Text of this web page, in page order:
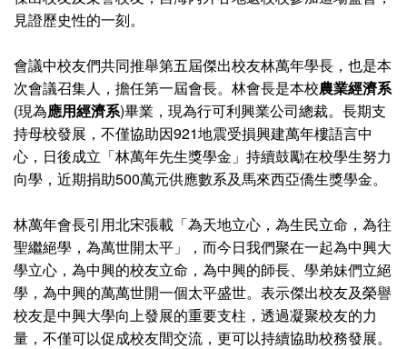
見證歷史性的一刻。
會議中校友們共同推舉第五屆傑出校友林萬年學長，也是本
次會議召集人，擔任第一屆會長。林會長是本校農業經濟系
(現為應用經濟系)畢業，現為行可利興業公司總裁。長期支
持母校發展，不僅協助因921地震受損興建萬年樓語言中
心，日後成立「林萬年先生獎學金」持續鼓勵在校學生努力
向學，近期捐助500萬元供應數系及馬來西亞僑生獎學金。
林萬年會長引用北宋張載「為天地立心，為生民立命，為往
聖繼絕學，為萬世開太平」，而今日我們聚在一起為中興大
學立心，為中興的校友立命，為中興的師長、學弟妹們立絕
學，為中興的萬萬世開一個太平盛世。表示傑出校友及榮譽
校友是中興大學向上發展的重要支柱，透過凝聚校友的力
量，不僅可以促成校友間交流，更可以持續協助校務發展。